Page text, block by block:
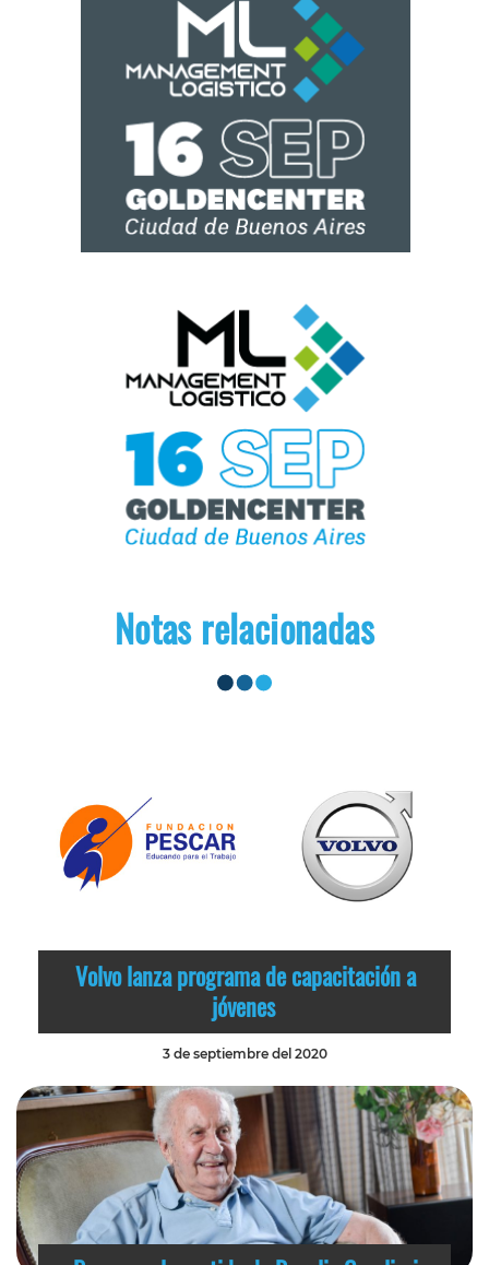
Notas relacionadas
Volvo lanza programa de capacitación a
jóvenes
3 de septiembre del 2020